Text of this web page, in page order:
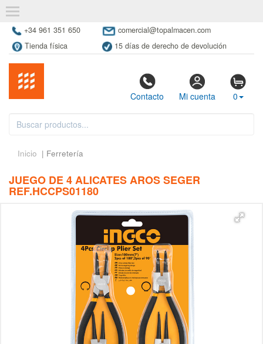
+34 961 351 650
comercial@topalmacen.com
Tienda física
15 días de derecho de devolución
Contacto Mi cuenta 0
Inicio | Ferretería
JUEGO DE 4 ALICATES AROS SEGER
REF.HCCPS01180